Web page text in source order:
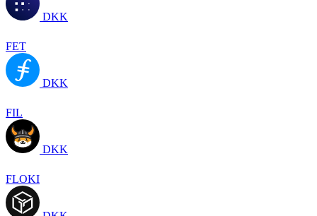
DKK
FET
DKK
FIL
DKK
FLOKI